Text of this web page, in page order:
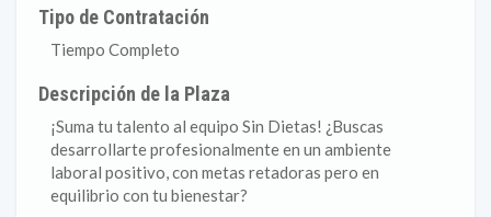
Tipo de Contratación
Tiempo Completo
Descripción de la Plaza
¡Suma tu talento al equipo Sin Dietas! ¿Buscas
desarrollarte profesionalmente en un ambiente
laboral positivo, con metas retadoras pero en
equilibrio con tu bienestar?